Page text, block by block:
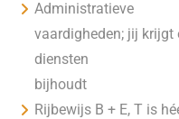
Administratieve
vaardigheden; jij krijgt
diensten
bijhoudt
Rijbewijs B + E, T is